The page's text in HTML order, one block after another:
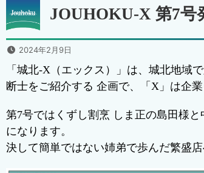
JOUHOKU-X 第7号
2024年2月9日
「城北-X（エックス）」は、城北地域
断士をご紹介する 企画で、「X」は企
第7号ではくずし割烹 しま正の島田様
になります。
決して簡単ではない姉弟で歩んだ繁盛